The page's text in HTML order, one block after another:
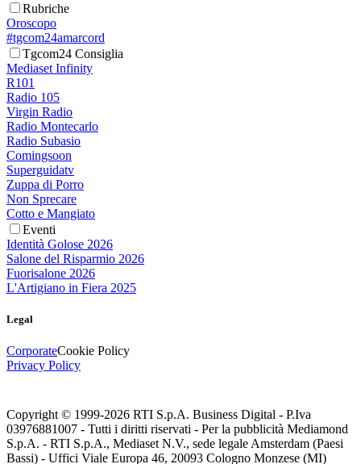
Rubriche
Oroscopo
#tgcom24amarcord
Tgcom24 Consiglia
Mediaset Infinity
R101
Radio 105
Virgin Radio
Radio Montecarlo
Radio Subasio
Comingsoon
Superguidatv
Zuppa di Porro
Non Sprecare
Cotto e Mangiato
Eventi
Identità Golose 2026
Salone del Risparmio 2026
Fuorisalone 2026
L'Artigiano in Fiera 2025
Legal
CorporateCookie Policy
Privacy Policy
Copyright © 1999-2026 RTI S.p.A. Business Digital - P.Iva
03976881007 - Tutti i diritti riservati - Per la pubblicità Mediamond
S.p.A. - RTI S.p.A., Mediaset N.V., sede legale Amsterdam (Paesi
Bassi) - Uffici Viale Europa 46, 20093 Cologno Monzese (MI)